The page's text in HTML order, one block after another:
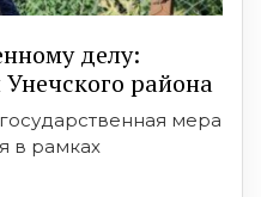
делу:
района
мера
в рамках